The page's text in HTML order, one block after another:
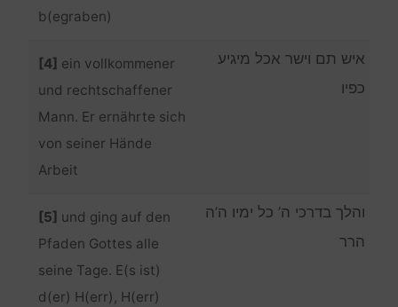
b(egraben)
[4] ein vollkommener
und rechtschaffener
Mann. Er ernährte sich
von seiner Hände
Arbeit
איש תם וישר אכל מיגיע
כפיו
[5] und ging auf den
Pfaden Gottes alle
seine Tage. E(s ist)
d(er) H(err), H(err)
והלך בדרכי ה’ כל ימיו ה’ה
הרר